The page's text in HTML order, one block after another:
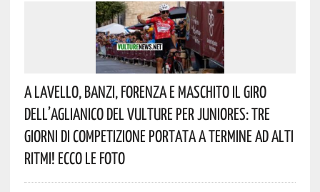
A Lavello, Banzi, Forenza E Maschito Il Giro
Dell’Aglianico Del Vulture Per Juniores: Tre
Giorni Di Competizione Portata A Termine Ad Alti
Ritmi! Ecco Le Foto